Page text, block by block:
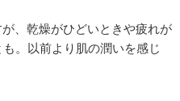
、乾燥がひどいときや疲れが
。以前より肌の潤いを感じ